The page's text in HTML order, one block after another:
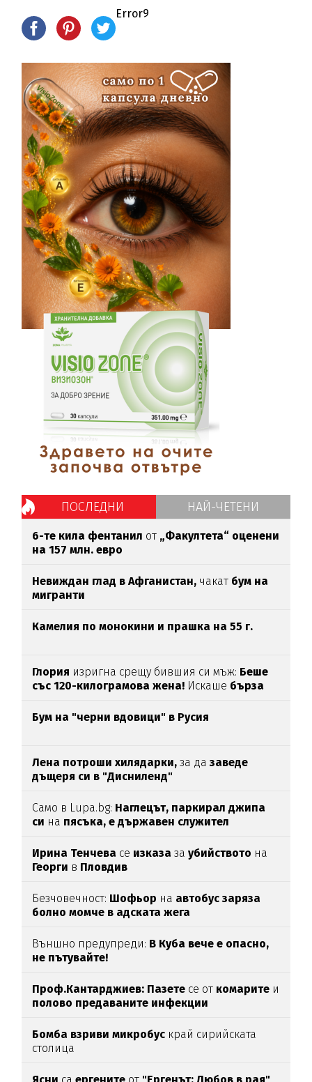
Error9
ПОСЛЕДНИ НАЙ-ЧЕТЕНИ
6-те кила фентанил от „Факултета“ оценени
на 157 млн. евро
Невиждан глад в Афганистан, чакат бум на
мигранти
Камелия по монокини и прашка на 55 г.
Глория изригна срещу бившия си мъж: Беше
със 120-килограмова жена! Искаше бърза
Бум на "черни вдовици" в Русия
Лена потроши хилядарки,за да заведе
дъщеря си в "Дисниленд"
Само в Lupa.bg: Наглецът, паркирал джипа
си на пясъка, е държавен служител
Ирина Тенчева се изказазаубийството на
Георги в Пловдив
Безчовечност: Шофьор на автобус заряза
болно момче в адската жега
Външно предупреди: В Куба вече е опасно,
не пътувайте!
Проф.Кантарджиев: Пазете се от комарите и
полово предаваните инфекции
Бомба взриви микробус край сирийската
столица